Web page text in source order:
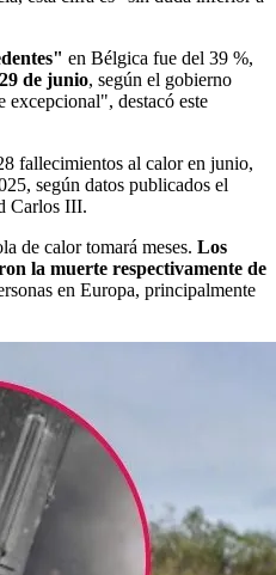
en Bélgica fue del 39 %,
de junio, según el gobierno
destacó este
fallecimientos al calor en junio,
según datos publicados el
Carlos III.
de calor tomará meses. Los
la muerte respectivamente de
en Europa, principalmente